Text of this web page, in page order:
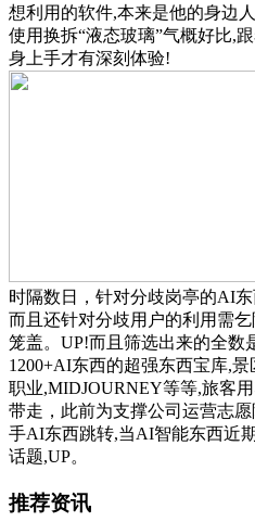
想利用的软件,本来是他的身边
使用换拆“液态玻璃”气概好比,
身上手才有深刻体验!
时隔数日，针对分歧岗亭的AI
而且还针对分歧用户的利用需
笼盖。UP!而且筛选出来的全数
1200+AI东西的超强东西宝库,
职业,MIDJOURNEY等等,旅客
带走，此前为支撑公司运营志
手AI东西跳转,当AI智能东西近
话题,UP。
推荐资讯